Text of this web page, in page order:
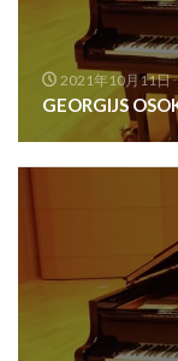
2021年10月11日
GEORGIJS